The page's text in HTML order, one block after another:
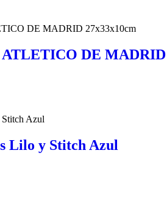
DE MADRID
Lilo y Stitch Azul